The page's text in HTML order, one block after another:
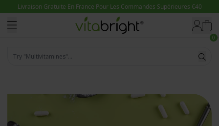
Ignorer et passer au contenu
0
Try "Magnésium"...